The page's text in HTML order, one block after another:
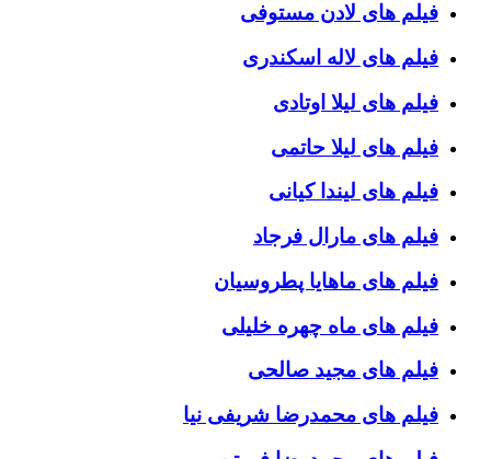
فیلم های لادن مستوفی
فیلم های لاله اسکندری
فیلم های لیلا اوتادی
فیلم های لیلا حاتمی
فیلم های لیندا کیانی
فیلم های مارال فرجاد
فیلم های ماهایا پطروسیان
فیلم های ماه چهره خلیلی
فیلم های مجید صالحی
فیلم های محمدرضا شریفی نیا